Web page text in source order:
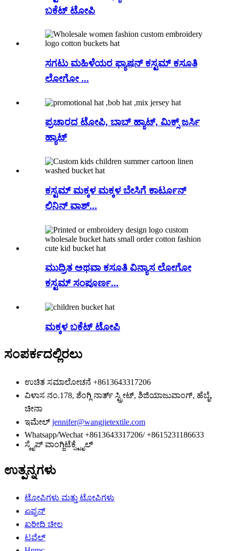
ಬಕೆಟ್ ಟೋಪಿ
ಸಗಟು ಮಹಿಳೆಯರ ಫ್ಯಾಷನ್ ಕಸ್ಟಮ್ ಕಸೂತಿ
ಲೋಗೋ ...
ಪ್ರಚಾರದ ಟೋಪಿ, ಬಾಬ್ ಹ್ಯಾಟ್, ಮಿಕ್ಸ್ ಜರ್ಸಿ
ಹ್ಯಾಟ್
ಕಸ್ಟಮ್ ಮಕ್ಕಳ ಮಕ್ಕಳ ಬೇಸಿಗೆ ಕಾರ್ಟೂನ್
ಲಿನಿನ್ ವಾಶ್...
ಮುದ್ರಿತ ಅಥವಾ ಕಸೂತಿ ವಿನ್ಯಾಸ ಲೋಗೋ
ಕಸ್ಟಮ್ ಸಂಪೂರ್ಣ...
ಮಕ್ಕಳ ಬಕೆಟ್ ಟೋಪಿ
ಸಂಪರ್ಕದಲ್ಲಿರಲು
ಉಚಿತ ಸಮಾಲೋಚನೆ +8613643317206
ವಿಳಾಸ ನಂ.178, ಶೆಂಗ್ಲಿ ನಾರ್ತ್ ಸ್ಟ್ರೀಟ್, ಶಿಜಿಯಾಜುವಾಂಗ್, ಹೆಬೈ,
ಚೀನಾ
ಇಮೇಲ್ jennifer@wangjietextile.com
Whatsapp/Wechat +8613643317206/ +8615231186633
ಸ್ಕೈಪ್ ವಾಂಗ್ಜಿಟೆಕ್ಸ್ಟೈಲ್
ಉತ್ಪನ್ನಗಳು
ಟೋಪಿಗಳು ಮತ್ತು ಟೋಪಿಗಳು
ಏಪ್ರನ್
ಖರೀದಿ ಚೀಲ
ಟವೆಲ್